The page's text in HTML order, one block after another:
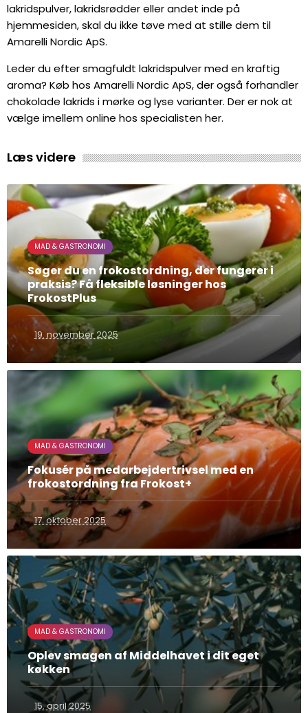
lakridspulver, lakridsrødder eller andet inde på
hjemmesiden, skal du ikke tøve med at stille dem til
Amarelli Nordic ApS.
Leder du efter smagfuldt lakridspulver med en kraftig
aroma? Køb hos Amarelli Nordic ApS, der også forhandler
chokolade lakrids i mørke og lyse varianter. Der er nok at
vælge imellem online hos specialisten her.
Læs videre
MAD & GASTRONOMI
Søger du en frokostordning, der fungerer i
praksis? Få fleksible løsninger hos
FrokostPlus
19. november 2025
MAD & GASTRONOMI
Fokusér på medarbejdertrivsel med en
frokostordning fra Frokost+
17. oktober 2025
MAD & GASTRONOMI
Oplev smagen af Middelhavet i dit eget
køkken
15. april 2025